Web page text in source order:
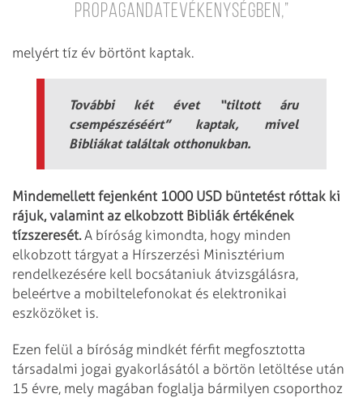
propagandatevékenységben,”
melyért tíz év börtönt kaptak.
További két évet “tiltott áru
csempészéséért” kaptak, mivel
Bibliákat találtak otthonukban.
Mindemellett fejenként 1000 USD büntetést róttak ki
rájuk, valamint az elkobzott Bibliák értékének
tízszeresét.A bíróság kimondta, hogy minden
elkobzott tárgyat a Hírszerzési Minisztérium
rendelkezésére kell bocsátaniuk átvizsgálásra,
beleértve a mobiltelefonokat és elektronikai
eszközöket is.
Ezen felül a bíróság mindkét férfit megfosztotta
társadalmi jogai gyakorlásától a börtön letöltése után
15 évre, mely magában foglalja bármilyen csoporthoz